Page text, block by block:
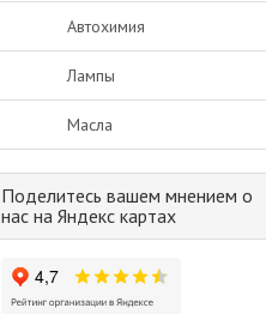
Автохимия
Лампы
Масла
Поделитесь вашем мнением о
нас на Яндекс картах